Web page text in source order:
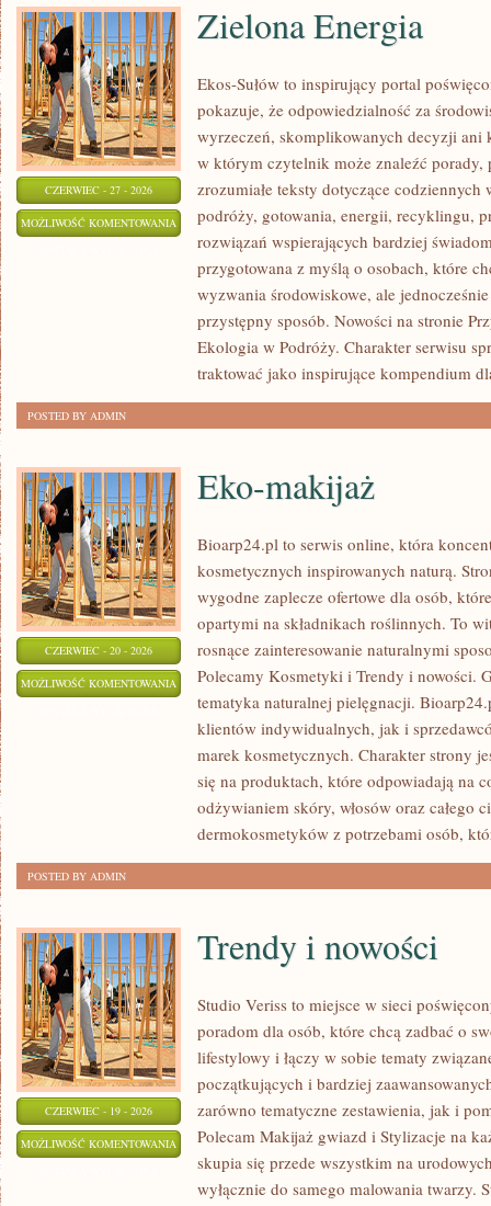
CZERWIEC - 27 - 2026
MOŻLIWOŚĆ KOMENTOWANIA ZIELONA
ENERGIA
Zielona Energia
Ekos-Sułów to inspirujący portal
pokazuje, że odpowiedzialność za
wyrzeczeń, skomplikowanych decyzji ani
w którym czytelnik może znaleźć porady,
zrozumiałe teksty dotyczące
podróży, gotowania, energii, recyklingu,
rozwiązań wspierających bardziej
przygotowana z myślą o osobach, które
wyzwania środowiskowe, ale
przystępny sposób. Nowości na stronie
Ekologia w Podróży. Charakter serwisu
traktować jako inspirujące kompendium
POSTED BY ADMIN
CZERWIEC - 20 - 2026
MOŻLIWOŚĆ KOMENTOWANIA EKO-
MAKIJAŻ
Eko-makijaż
Bioarp24.pl to serwis online, która
kosmetycznych inspirowanych naturą.
wygodne zaplecze ofertowe dla osób,
opartymi na składnikach roślinnych. To
rosnące zainteresowanie naturalnymi
Polecamy Kosmetyki i Trendy i nowości.
tematyka naturalnej pielęgnacji.
klientów indywidualnych, jak i
marek kosmetycznych. Charakter strony
się na produktach, które odpowiadają na
odżywianiem skóry, włosów oraz całego
dermokosmetyków z potrzebami osób,
POSTED BY ADMIN
CZERWIEC - 19 - 2026
MOŻLIWOŚĆ KOMENTOWANIA TRENDY
NOWOŚCI
Trendy i nowości
Studio Veriss to miejsce w sieci
poradom dla osób, które chcą zadbać o
lifestylowy i łączy w sobie tematy
początkujących i bardziej
zarówno tematyczne zestawienia, jak i
Polecam Makijaż gwiazd i Stylizacje na
skupia się przede wszystkim na
wyłącznie do samego malowania twarzy.